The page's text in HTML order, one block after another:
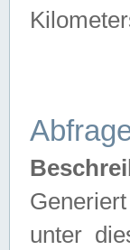
unter